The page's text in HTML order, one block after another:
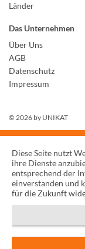
Länder
Das Unternehmen
Über Uns
AGB
Datenschutz
Impressum
© 2026 by UNIKAT
Diese Seite nutzt
ihre Dienste
entsprechend der
einverstanden und
für die Zukunft